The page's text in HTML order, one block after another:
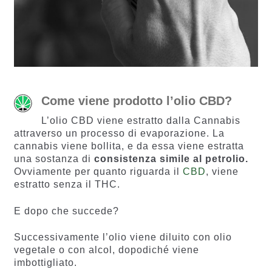
Come viene prodotto l’olio CBD?
L’olio CBD viene estratto dalla Cannabis
attraverso un processo di evaporazione. La
cannabis viene bollita, e da essa viene estratta
una sostanza di consistenza simile al petrolio.
Ovviamente per quanto riguarda il CBD, viene
estratto senza il THC.
E dopo che succede?
Successivamente l’olio viene diluito con olio
vegetale o con alcol, dopodiché viene
imbottigliato.